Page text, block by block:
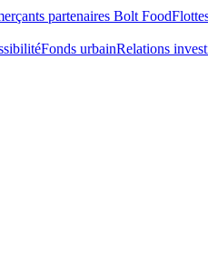
partenaires Bolt Food
Fonds urbainRelations